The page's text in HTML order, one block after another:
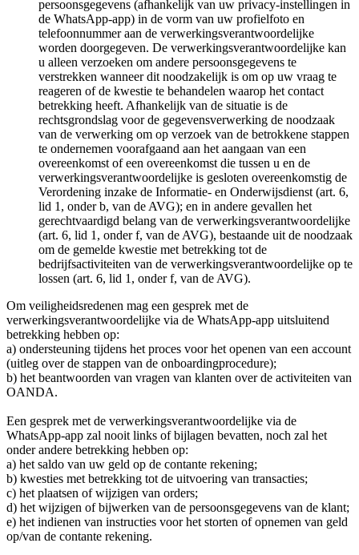
persoonsgegevens (afhankelijk van uw privacy-instellingen in
de WhatsApp-app) in de vorm van uw profielfoto en
telefoonnummer aan de verwerkingsverantwoordelijke
worden doorgegeven. De verwerkingsverantwoordelijke kan
u alleen verzoeken om andere persoonsgegevens te
verstrekken wanneer dit noodzakelijk is om op uw vraag te
reageren of de kwestie te behandelen waarop het contact
betrekking heeft. Afhankelijk van de situatie is de
rechtsgrondslag voor de gegevensverwerking de noodzaak
van de verwerking om op verzoek van de betrokkene stappen
te ondernemen voorafgaand aan het aangaan van een
overeenkomst of een overeenkomst die tussen u en de
verwerkingsverantwoordelijke is gesloten overeenkomstig de
Verordening inzake de Informatie- en Onderwijsdienst (art. 6,
lid 1, onder b, van de AVG); en in andere gevallen het
gerechtvaardigd belang van de verwerkingsverantwoordelijke
(art. 6, lid 1, onder f, van de AVG), bestaande uit de noodzaak
om de gemelde kwestie met betrekking tot de
bedrijfsactiviteiten van de verwerkingsverantwoordelijke op te
lossen (art. 6, lid 1, onder f, van de AVG).
Om veiligheidsredenen mag een gesprek met de
verwerkingsverantwoordelijke via de WhatsApp-app uitsluitend
betrekking hebben op:
a) ondersteuning tijdens het proces voor het openen van een account
(uitleg over de stappen van de onboardingprocedure);
b) het beantwoorden van vragen van klanten over de activiteiten van
OANDA.
Een gesprek met de verwerkingsverantwoordelijke via de
WhatsApp-app zal nooit links of bijlagen bevatten, noch zal het
onder andere betrekking hebben op:
a) het saldo van uw geld op de contante rekening;
b) kwesties met betrekking tot de uitvoering van transacties;
c) het plaatsen of wijzigen van orders;
d) het wijzigen of bijwerken van de persoonsgegevens van de klant;
e) het indienen van instructies voor het storten of opnemen van geld
op/van de contante rekening.